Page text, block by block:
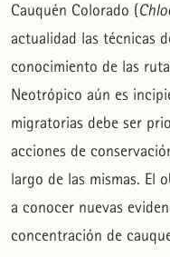
Cauquén Colorado (
actualidad las técnicas
conocimiento de las
Neotrópico aún es
migratorias debe ser
acciones de
largo de las mismas. El
a conocer nuevas
concentración de